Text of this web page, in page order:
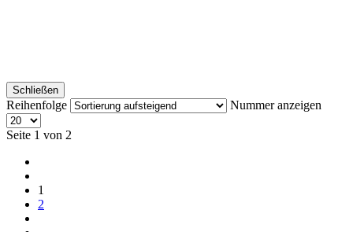
Schließen
Reihenfolge Nummer anzeigen
Seite 1 von 2
1
2